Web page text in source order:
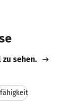
zu sehen.